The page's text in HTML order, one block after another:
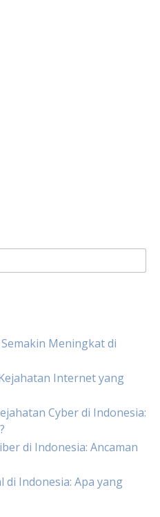
Meningkat di
Internet yang
Cyber di Indonesia:
di Indonesia: Ancaman
di Indonesia: Apa yang